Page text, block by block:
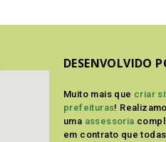
DESENVOLVIDO
Muito mais que criar
prefeituras!
uma assessoria
em contrato que